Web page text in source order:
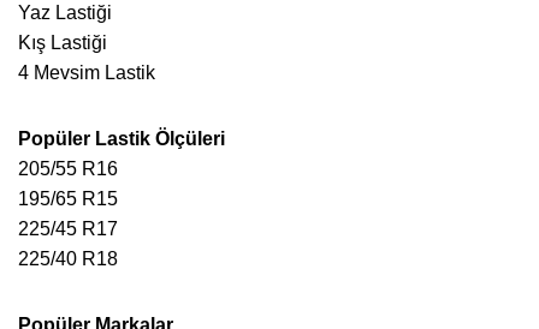
Yaz Lastiği
Kış Lastiği
4 Mevsim Lastik
Popüler Lastik Ölçüleri
205/55 R16
195/65 R15
225/45 R17
225/40 R18
Popüler Markalar